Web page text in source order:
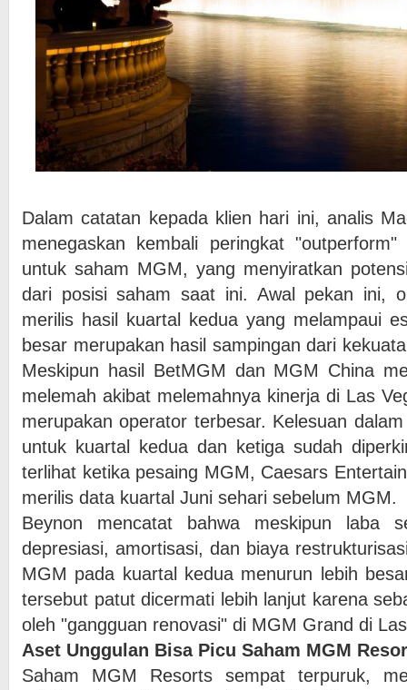
Dalam catatan kepada klien hari ini, analis
menegaskan kembali peringkat
untuk saham MGM, yang menyiratkan
dari posisi saham saat ini. Awal pekan ini,
merilis hasil kuartal kedua yang melampaui
besar merupakan hasil sampingan dari
Meskipun hasil BetMGM dan MGM China
melemah akibat melemahnya kinerja di Las
merupakan operator terbesar. Kelesuan
untuk kuartal kedua dan ketiga sudah
terlihat ketika pesaing MGM, Caesars
merilis data kuartal Juni sehari sebelum MGM.
Beynon mencatat bahwa meskipun laba
depresiasi, amortisasi, dan biaya
MGM pada kuartal kedua menurun lebih
tersebut patut dicermati lebih lanjut karena
oleh "gangguan renovasi" di MGM Grand di
Aset Unggulan Bisa Picu Saham MGM
Saham MGM Resorts sempat terpuruk,